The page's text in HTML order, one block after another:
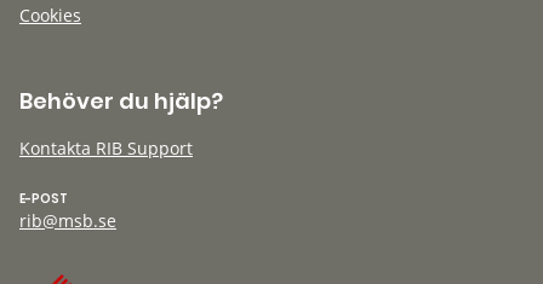
Cookies
Behöver du hjälp?
Kontakta RIB Support
E-POST
rib@msb.se